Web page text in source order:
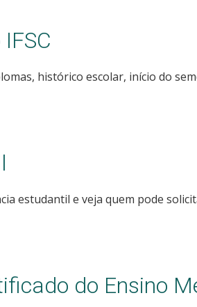
histórico escolar, início do
estudantil e veja quem pode
do Ensino